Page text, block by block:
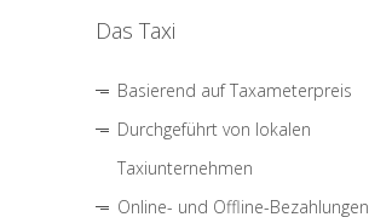
Das Taxi
Basierend auf Taxameterpreis
Durchgeführt von lokalen
Taxiunternehmen
Online- und Offline-Bezahlungen